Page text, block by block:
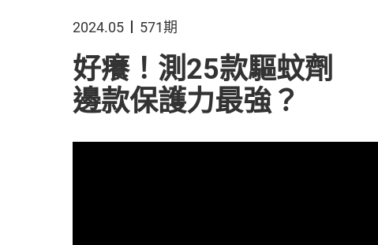
2024.05 571期
好癢！測25款驅蚊劑
邊款保護力最強？